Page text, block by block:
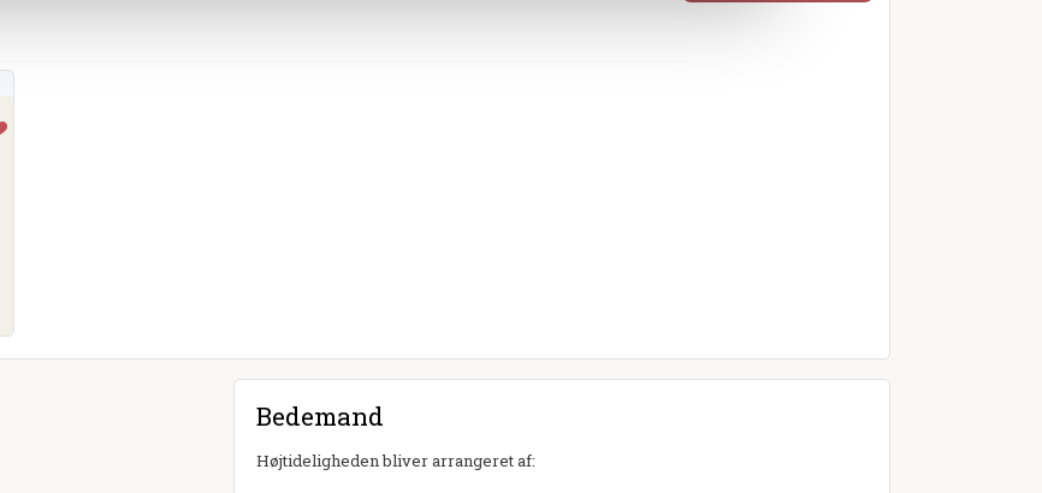
Bedemand
Højtideligheden bliver arrangeret af: